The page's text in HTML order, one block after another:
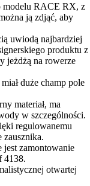
modelu RACE RX, z
ją zdjąć, aby
uwiodą najbardziej
produktu z
jeżdżą na rowerze
duże champ pole
materiał, ma
w szczególności.
regulowanemu
jest zamontowanie
4138.
otwartej